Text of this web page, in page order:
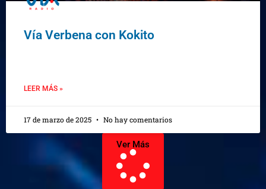
Vía Verbena con Kokito
LEER MÁS »
17 de marzo de 2025 No hay comentarios
Ver Más